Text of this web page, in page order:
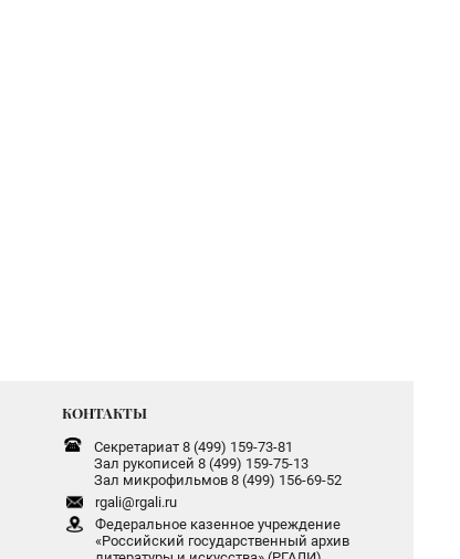
КОНТАКТЫ
Секретариат 8 (499) 159-73-81
Зал рукописей 8 (499) 159-75-13
Зал микрофильмов 8 (499) 156-69-52
rgali@rgali.ru
Федеральное казенное учреждение
«Российский государственный архив